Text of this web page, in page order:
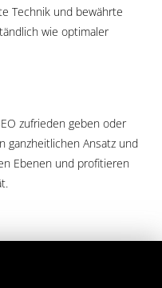
Technik und bewährte
wie optimaler
zufrieden geben oder
ganzheitlichen Ansatz und
Ebenen und profitieren